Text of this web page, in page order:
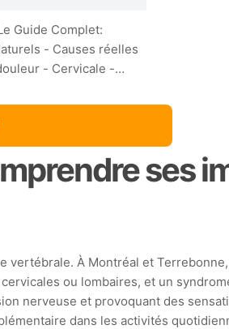
Guide Complet:
- Causes réelles
- Cervicale -
ses
vertébrale. À Montréal et
ou lombaires, et un
nerveuse et provoquant des
dans les activités